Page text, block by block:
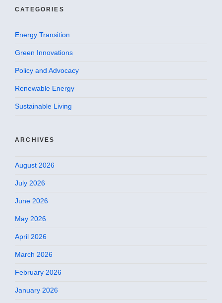
CATEGORIES
Energy Transition
Green Innovations
Policy and Advocacy
Renewable Energy
Sustainable Living
ARCHIVES
August 2026
July 2026
June 2026
May 2026
April 2026
March 2026
February 2026
January 2026